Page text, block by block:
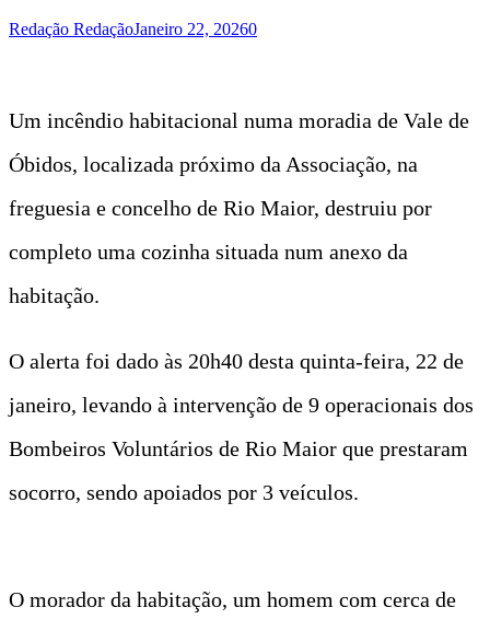
Redação RedaçãoJaneiro 22, 20260
Um incêndio habitacional numa moradia de Vale de
Óbidos, localizada próximo da Associação, na
freguesia e concelho de Rio Maior, destruiu por
completo uma cozinha situada num anexo da
habitação.
O alerta foi dado às 20h40 desta quinta-feira, 22 de
janeiro, levando à intervenção de 9 operacionais dos
Bombeiros Voluntários de Rio Maior que prestaram
socorro, sendo apoiados por 3 veículos.
O morador da habitação, um homem com cerca de